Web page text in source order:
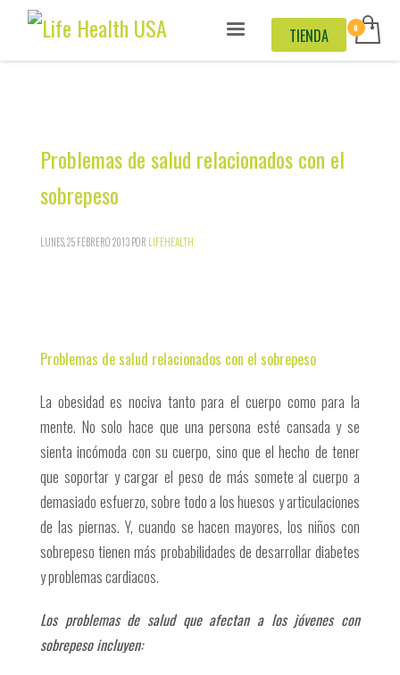
TIENDA
Problemas de salud relacionados con el
sobrepeso
LUNES, 25 FEBRERO 2013POR LIFEHEALTH
Problemas de salud relacionados con el sobrepeso
La obesidad es nociva tanto para el cuerpo como para la
mente. No solo hace que una persona esté cansada y se
sienta incómoda con su cuerpo, sino que el hecho de tener
que soportar y cargar el peso de más somete al cuerpo a
demasiado esfuerzo, sobre todo a los huesos y articulaciones
de las piernas. Y, cuando se hacen mayores, los niños con
sobrepeso tienen más probabilidades de desarrollar diabetes
y problemas cardiacos.
Los problemas de salud que afectan a los jóvenes con
sobrepeso incluyen: